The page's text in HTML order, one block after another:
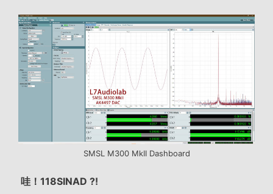
SMSL M300 MkII Dashboard
哇！118SINAD ?!